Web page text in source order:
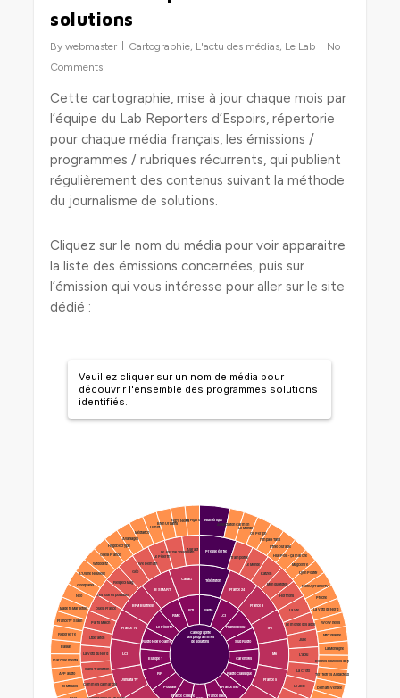
solutions
By webmaster Cartographie, L'actu des médias, Le Lab
No
Comments
Cette cartographie, mise à jour chaque mois par
l’équipe du Lab Reporters d’Espoirs, répertorie
pour chaque média français, les émissions /
programmes / rubriques récurrents, qui publient
régulièrement des contenus suivant la méthode
du journalisme de solutions.
Cliquez sur le nom du média pour voir apparaitre
la liste des émissions concernées, puis sur
l’émission qui vous intéresse pour aller sur le site
dédié :